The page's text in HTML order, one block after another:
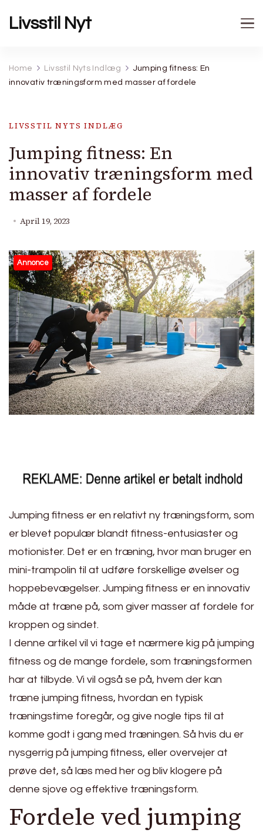
Livsstil Nyt
Home Livsstil Nyts Indlæg
Jumping fitness: En
innovativ træningsform med masser af fordele
LIVSSTIL NYTS INDLÆG
Jumping fitness: En
innovativ træningsform med
masser af fordele
April 19, 2023
Annonce
Jumping fitness er en relativt ny træningsform, som
er blevet populær blandt fitness-entusiaster og
motionister. Det er en træning, hvor man bruger en
mini-trampolin til at udføre forskellige øvelser og
hoppebevægelser. Jumping fitness er en innovativ
måde at træne på, som giver masser af fordele for
kroppen og sindet.
I denne artikel vil vi tage et nærmere kig på jumping
fitness og de mange fordele, som træningsformen
har at tilbyde. Vi vil også se på, hvem der kan
træne jumping fitness, hvordan en typisk
træningstime foregår, og give nogle tips til at
komme godt i gang med træningen. Så hvis du er
nysgerrig på jumping fitness, eller overvejer at
prøve det, så læs med her og bliv klogere på
denne sjove og effektive træningsform.
Fordele ved jumping